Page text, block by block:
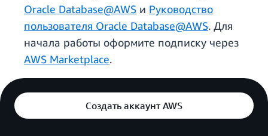
Oracle Database@AWS и Руководство
пользователя Oracle Database@AWS. Для
начала работы оформите подписку через
AWS Marketplace.
Создать аккаунт AWS